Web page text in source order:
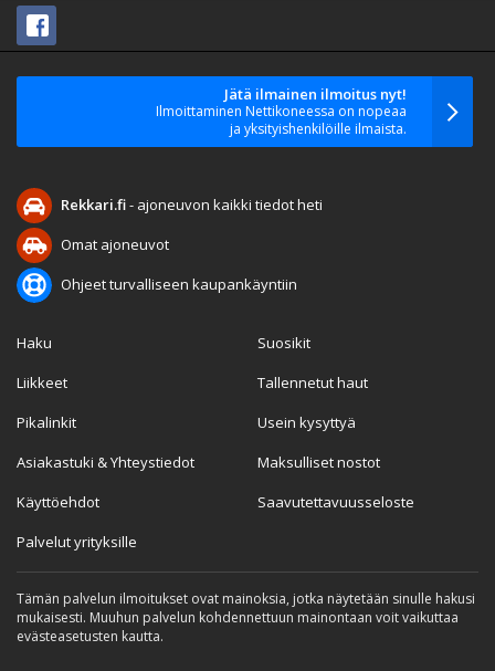
Jätä ilmainen ilmoitus nyt!
Ilmoittaminen Nettikoneessa on nopeaa
ja yksityishenkilöille ilmaista.
Rekkari.fi- ajoneuvon kaikki tiedot heti
Omat ajoneuvot
Ohjeet turvalliseen kaupankäyntiin
Haku
Liikkeet
Pikalinkit
Asiakastuki & Yhteystiedot
Käyttöehdot
Palvelut yrityksille
Suosikit
Tallennetut haut
Usein kysyttyä
Maksulliset nostot
Saavutettavuusseloste
Tämän palvelun ilmoitukset ovat mainoksia, jotka näytetään sinulle hakusi
mukaisesti. Muuhun palvelun kohdennettuun mainontaan voit vaikuttaa
evästeasetusten kautta.